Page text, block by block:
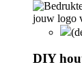
DIY